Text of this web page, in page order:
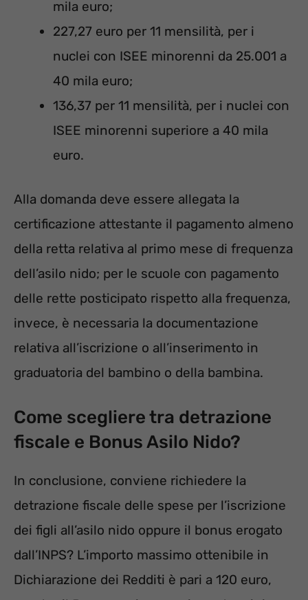
mila euro;
227,27 euro per 11 mensilità, per i
nuclei con ISEE minorenni da 25.001 a
40 mila euro;
136,37 per 11 mensilità, per i nuclei con
ISEE minorenni superiore a 40 mila
euro.
Alla domanda deve essere allegata la
certificazione attestante il pagamento almeno
della retta relativa al primo mese di frequenza
dell’asilo nido; per le scuole con pagamento
delle rette posticipato rispetto alla frequenza,
invece, è necessaria la documentazione
relativa all’iscrizione o all’inserimento in
graduatoria del bambino o della bambina.
Come scegliere tra detrazione
fiscale e Bonus Asilo Nido?
In conclusione, conviene richiedere la
detrazione fiscale delle spese per l’iscrizione
dei figli all’asilo nido oppure il bonus erogato
dall’INPS? L’importo massimo ottenibile in
Dichiarazione dei Redditi è pari a 120 euro,